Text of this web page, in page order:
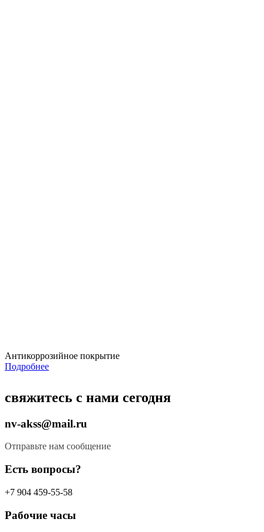
Антикоррозийное покрытие
Подробнее
свяжитесь с нами сегодня
nv-akss@mail.ru
Отправьте нам сообщение
Есть вопросы?​
+7 904 459-55-58
Рабочие часы